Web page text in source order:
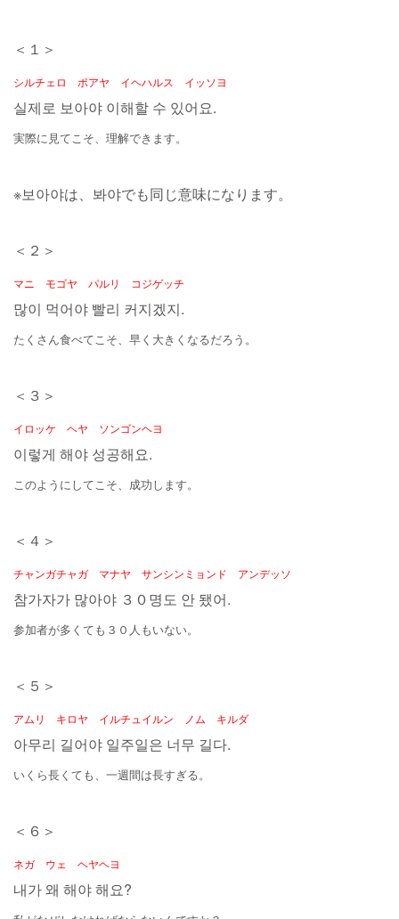
＜１＞
シルチェロ ポアヤ イヘハルス イッソヨ
실제로 보아야 이해할 수 있어요.
実際に見てこそ、理解できます。
※보아야は、봐야でも同じ意味になります。
＜２＞
マニ モゴヤ パルリ コジゲッチ
많이 먹어야 빨리 커지겠지.
たくさん食べてこそ、早く大きくなるだろう。
＜３＞
イロッケ ヘヤ ソンゴンヘヨ
이렇게 해야 성공해요.
このようにしてこそ、成功します。
＜４＞
チャンガチャガ マナヤ サンシンミョンド アンデッソ
참가자가 많아야 ３０명도 안 됐어.
参加者が多くても３０人もいない。
＜５＞
アムリ キロヤ イルチュイルン ノム キルダ
아무리 길어야 일주일은 너무 길다.
いくら長くても、一週間は長すぎる。
＜６＞
ネガ ウェ ヘヤヘヨ
내가 왜 해야 해요?